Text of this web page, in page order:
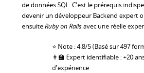
de données SQL. C'est le prérequis
devenir un développeur Backend expert
ensuiteRuby on Railsavec une réelle
⭐ Note : 4.8/5 (Basé sur 497
👨‍🏫 Expert identifiable : +20
d'expérience